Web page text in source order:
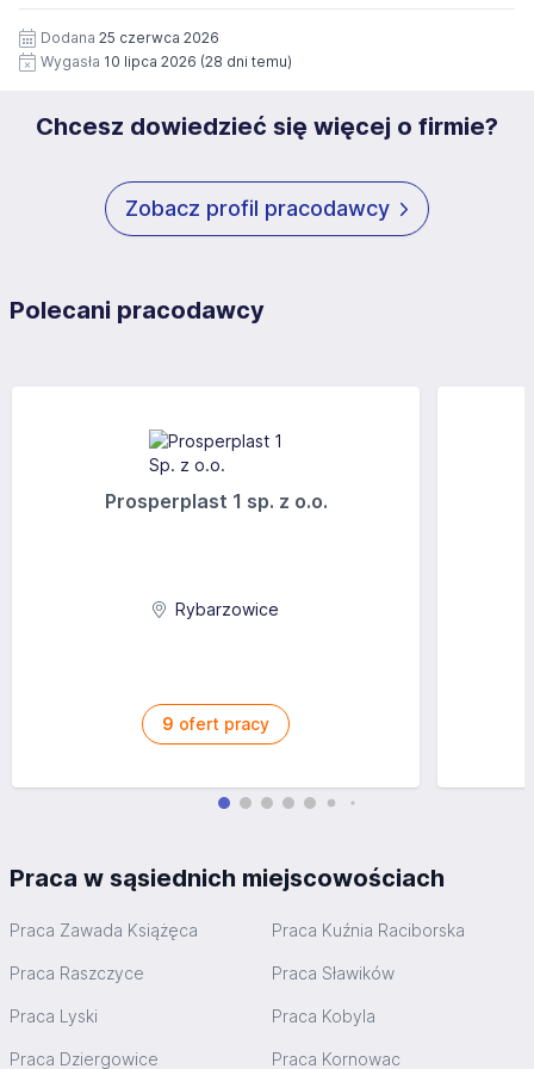
https://www.workprofit.pl/klauzula-informacyjna.html
12 miesięcy. Zgoda jest dobrowolna i może być w każdym
czasie wycofana.
Dodana 25 czerwca 2026
Wygasła 10 lipca 2026 (28 dni temu)
Chcesz dowiedzieć się więcej o firmie?
Zobacz profil pracodawcy
Polecani pracodawcy
Prosperplast 1 sp. z o.o.
Rybarzowice
9 ofert pracy
Praca w sąsiednich miejscowościach
Praca Zawada Książęca Praca Kuźnia Raciborska
Praca Raszczyce Praca Sławików
Praca Lyski Praca Kobyla
Praca Dziergowice Praca Kornowac